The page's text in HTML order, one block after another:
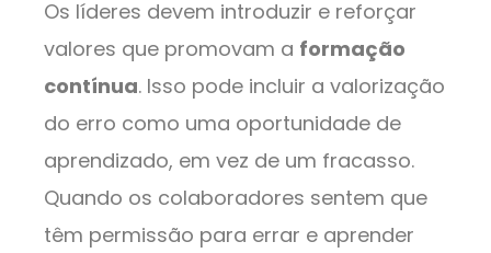
Os líderes devem introduzir e reforçar
valores que promovam a formação
contínua. Isso pode incluir a valorização
do erro como uma oportunidade de
aprendizado, em vez de um fracasso.
Quando os colaboradores sentem que
têm permissão para errar e aprender